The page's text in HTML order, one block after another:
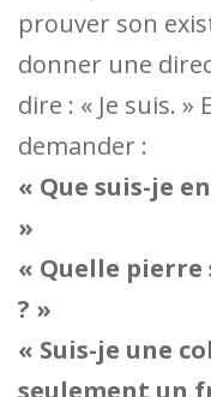
prouver son
donner une
dire : « Je suis.
demander :
« Que suis-je
»
« Quelle pierre
? »
« Suis-je une
seulement un